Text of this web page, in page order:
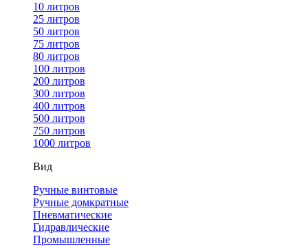
10 литров
25 литров
50 литров
75 литров
80 литров
100 литров
200 литров
300 литров
400 литров
500 литров
750 литров
1000 литров
Вид
Ручные винтовые
Ручные домкратные
Пневматические
Гидравлические
Промышленные